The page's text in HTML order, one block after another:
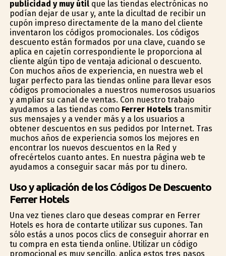
publicidad y muy útilque las tiendas electrónicas no
podían dejar de usar y, ante la dificultad de recibir un
cupón impreso directamente de la mano del cliente
inventaron los códigos promocionales. Los códigos
descuento están formados por una clave, cuando se
aplica en cajetín correspondiente le proporciona al
cliente algún tipo de ventaja adicional o descuento.
Con muchos años de experiencia, en nuestra web el
lugar perfecto para las tiendas online para llevar esos
códigos promocionales a nuestros numerosos usuarios
y ampliar su canal de ventas. Con nuestro trabajo
ayudamos a las tiendas como Ferrer Hotelstransmitir
sus mensajes y a vender más y a los usuarios a
obtener descuentos en sus pedidos por Internet. Tras
muchos años de experiencia somos los mejores en
encontrar los nuevos descuentos en la Red y
ofrecértelos cuanto antes. En nuestra página web te
ayudamos a conseguir sacar más por tu dinero.
Uso y aplicación de los Códigos De Descuento
Ferrer Hotels
Una vez tienes claro que deseas comprar en Ferrer
Hotels es hora de contarte utilizar sus cupones. Tan
sólo estás a unos pocos clics de conseguir ahorrar en
tu compra en esta tienda online. Utilizar un código
promocional es muy sencillo, aplica estos tres pasos